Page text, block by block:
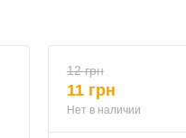
12 грн
11 грн
Нет в наличии